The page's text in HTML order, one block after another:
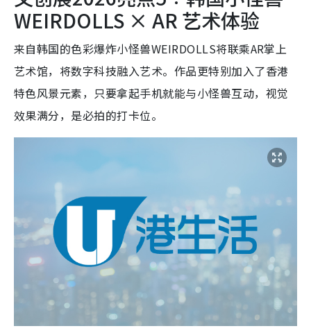
WEIRDOLLS × AR 艺术体验
来自韩国的色彩爆炸小怪兽WEIRDOLLS将联乘AR掌上
艺术馆，将数字科技融入艺术。作品更特别加入了香港
特色风景元素，只要拿起手机就能与小怪兽互动，视觉
效果满分，是必拍的打卡位。